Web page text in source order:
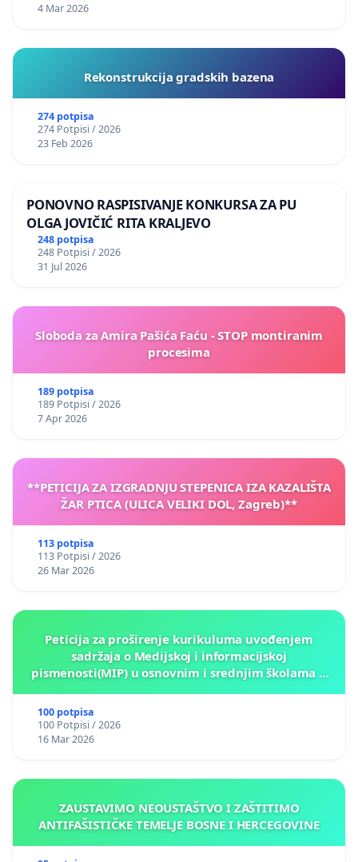
4 Mar 2026
Rekonstrukcija gradskih bazena
274 potpisa
274 Potpisi / 2026
23 Feb 2026
PONOVNO RASPISIVANJE KONKURSA ZA PU
OLGA JOVIČIĆ RITA KRALJEVO
248 potpisa
248 Potpisi / 2026
31 Jul 2026
Sloboda za Amira Pašića Faću - STOP montiranim
procesima
189 potpisa
189 Potpisi / 2026
7 Apr 2026
**PETICIJA ZA IZGRADNJU STEPENICA IZA KAZALIŠTA
ŽAR PTICA (ULICA VELIKI DOL, Zagreb)**
113 potpisa
113 Potpisi / 2026
26 Mar 2026
Peticija za proširenje kurikuluma uvođenjem
sadržaja o Medijskoj i informacijskoj
pismenosti(MIP) u osnovnim i srednjim školama u
100 potpisa
100 Potpisi / 2026
16 Mar 2026
ZAUSTAVIMO NEOUSTAŠTVO I ZAŠTITIMO
ANTIFAŠISTIČKE TEMELJE BOSNE I HERCEGOVINE